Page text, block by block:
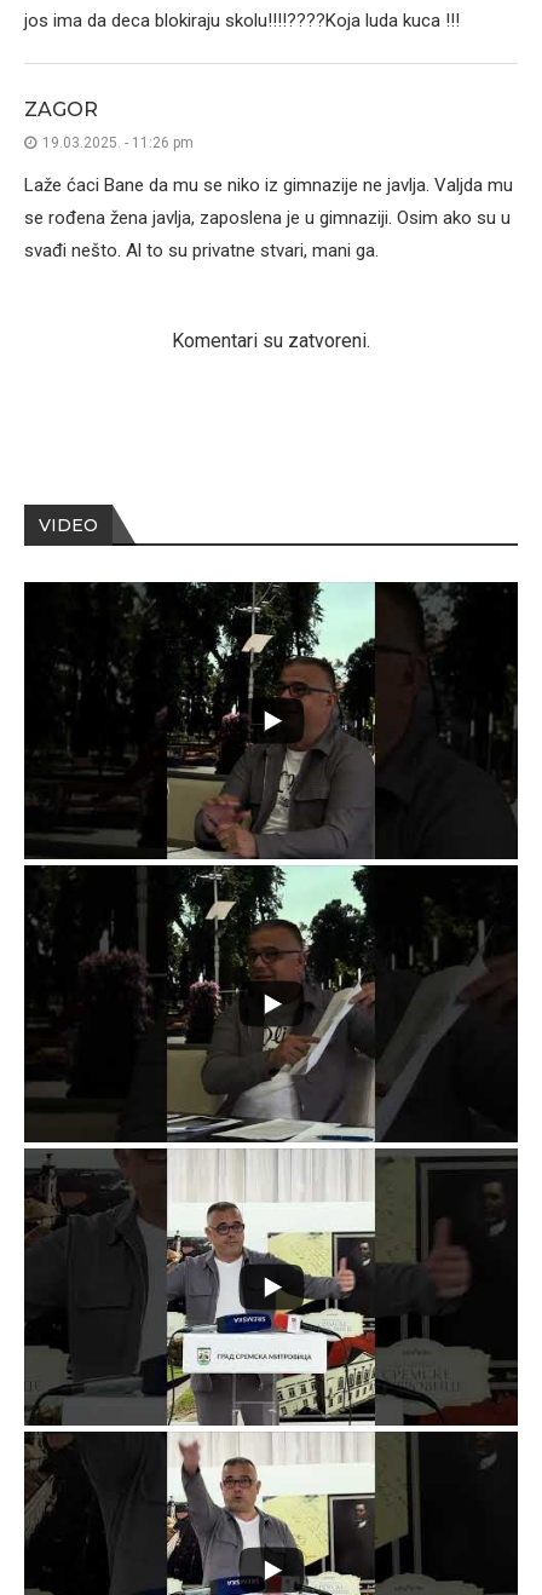
jos ima da deca blokiraju skolu!!!!????Koja luda kuca !!!
ZAGOR
19.03.2025. - 11:26 pm
Laže ćaci Bane da mu se niko iz gimnazije ne javlja. Valjda mu
se rođena žena javlja, zaposlena je u gimnaziji. Osim ako su u
svađi nešto. Al to su privatne stvari, mani ga.
Komentari su zatvoreni.
VIDEO